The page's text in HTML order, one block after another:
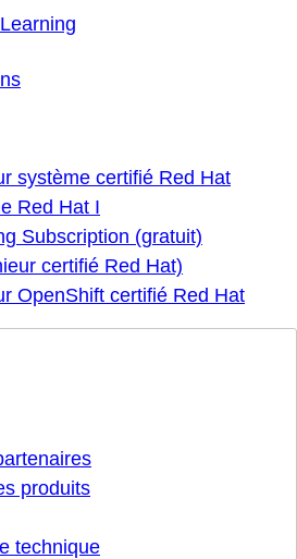
système certifié Red Hat
Red Hat I
Subscription (gratuit)
certifié Red Hat)
OpenShift certifié Red Hat
produits
technique